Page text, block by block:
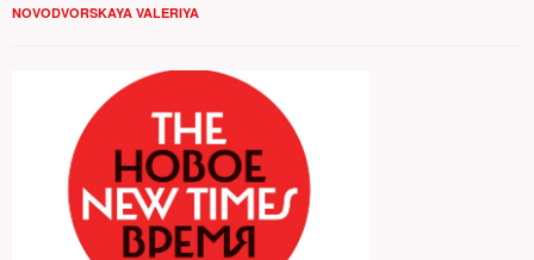
NOVODVORSKAYA VALERIYA